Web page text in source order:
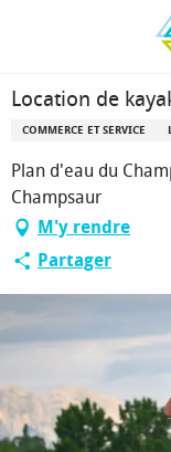
principal
Location de
COMMERCE ET SERVICE
Plan d'eau du
Champsaur
M'y rendre
Partager